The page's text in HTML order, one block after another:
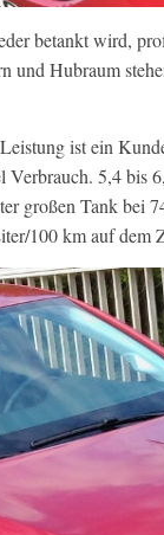
betankt wird,
Hubraum
ist ein
Verbrauch. 5,4 bis
großen Tank bei
100 km auf dem